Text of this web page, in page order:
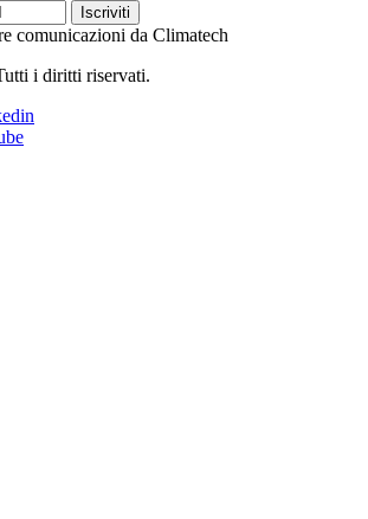
Iscriviti
comunicazioni da Climatech
i diritti riservati.